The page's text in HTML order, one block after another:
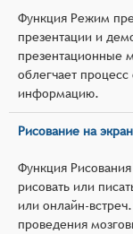
Функция Режим
презентации и
презентационные
облегчает
информацию.
Рисование на
Функция
рисовать или
или онлайн-
проведения